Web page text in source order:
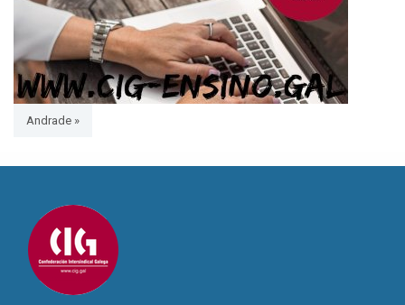
Andrade »